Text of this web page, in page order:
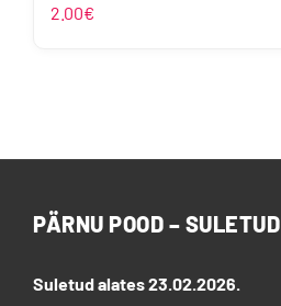
2.00€
PÄRNU POOD – SULETUD
Suletud alates 23.02.2026.